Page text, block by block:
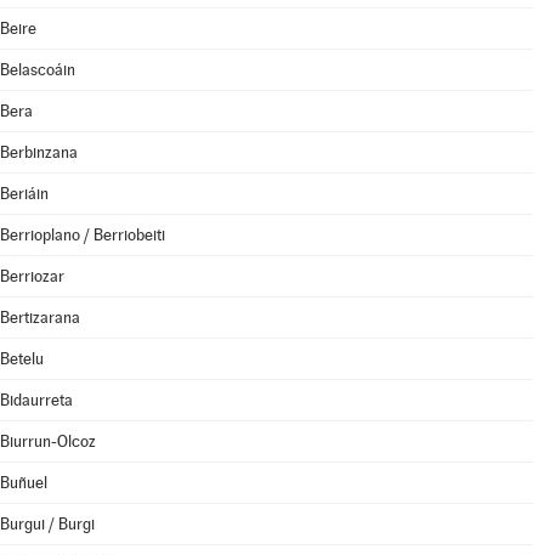
Beire
Belascoáin
Bera
Berbinzana
Beriáin
Berrioplano / Berriobeiti
Berriozar
Bertizarana
Betelu
Bidaurreta
Biurrun-Olcoz
Buñuel
Burgui / Burgi